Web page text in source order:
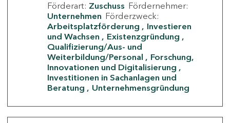
Förderart: Zuschuss Fördernehmer:
Unternehmen Förderzweck:
Arbeitsplatzförderung
Investieren
und Wachsen
Existenzgründung
Qualifizierung/Aus- und
Weiterbildung/Personal
Forschung,
Innovationen und Digitalisierung
Investitionen in Sachanlagen und
Beratung
Unternehmensgründung